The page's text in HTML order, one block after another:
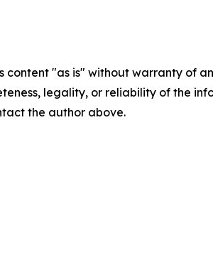
content "as is" without warranty of
legality, or reliability of the
the author above.